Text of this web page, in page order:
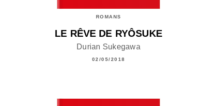
ROMANS
LE RÊVE DE RYÔSUKE
Durian Sukegawa
02/05/2018